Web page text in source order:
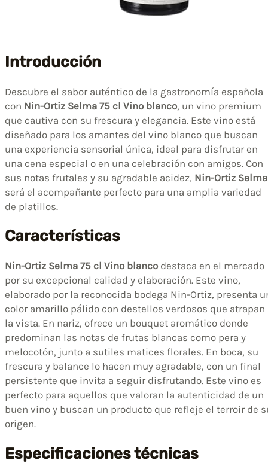
Introducción
Descubre el sabor auténtico de la gastronomía española
con Nin-Ortiz Selma 75 cl Vino blanco, un vino premium
que cautiva con su frescura y elegancia. Este vino está
diseñado para los amantes del vino blanco que buscan
una experiencia sensorial única, ideal para disfrutar en
una cena especial o en una celebración con amigos. Con
sus notas frutales y su agradable acidez, Nin-Ortiz Selma
será el acompañante perfecto para una amplia variedad
de platillos.
Características
Nin-Ortiz Selma 75 cl Vino blanco destaca en el mercado
por su excepcional calidad y elaboración. Este vino,
elaborado por la reconocida bodega Nin-Ortiz, presenta
color amarillo pálido con destellos verdosos que atrapan
la vista. En nariz, ofrece un bouquet aromático donde
predominan las notas de frutas blancas como pera y
melocotón, junto a sutiles matices florales. En boca, su
frescura y balance lo hacen muy agradable, con un final
persistente que invita a seguir disfrutando. Este vino es
perfecto para aquellos que valoran la autenticidad de un
buen vino y buscan un producto que refleje el terroir de
origen.
Especificaciones técnicas